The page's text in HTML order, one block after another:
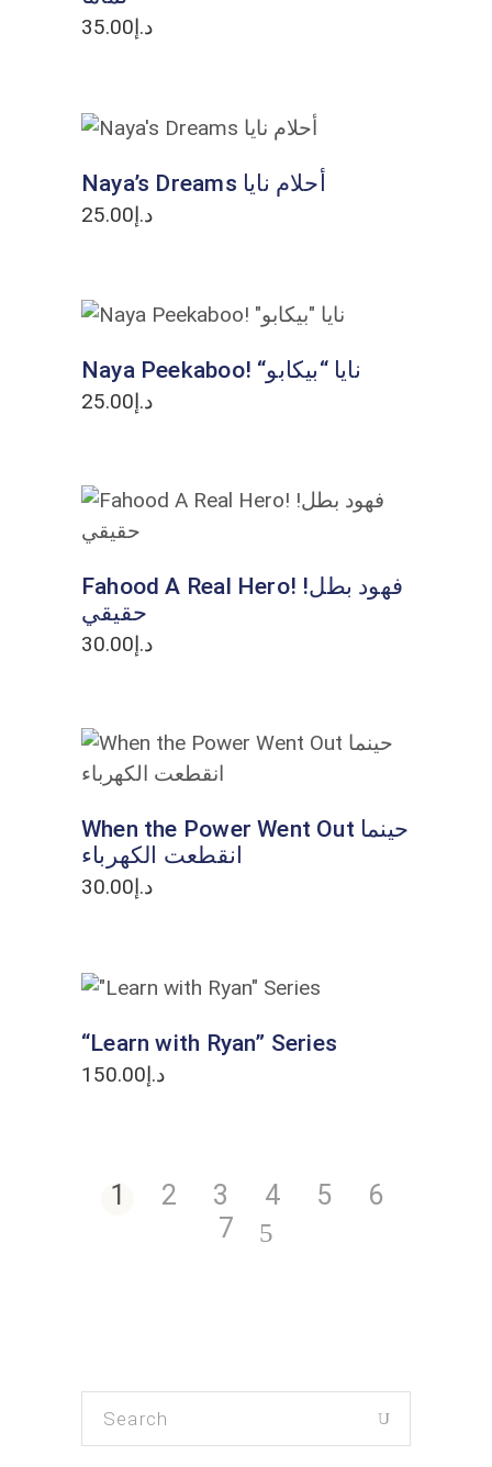
د.إ35.00
ADD TO CART
Naya’s Dreams أحلام نايا
د.إ25.00
ADD TO CART
Naya Peekaboo! “نايا “بيكابو
د.إ25.00
Fahood A Real Hero! !فهود بطل
حقيقي
د.إ30.00
When the Power Went Out حينما
انقطعت الكهرباء
د.إ30.00
ADD TO CART
“Learn with Ryan” Series
د.إ150.00
1 2 3 4 5
6
7